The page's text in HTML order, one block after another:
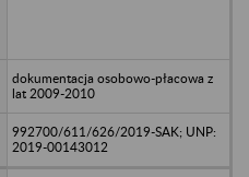
dokumentacja osobowo-płacowa z
lat 2009-2010
992700/611/626/2019-SAK; UNP:
2019-00143012